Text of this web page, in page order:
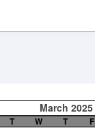
March 2025
T W T F